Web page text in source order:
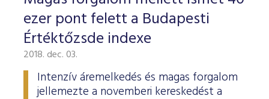
ESG Útmutató
ezer pont felett a Budapesti
Értéktőzsde indexe
2018. dec. 03.
Intenzív áremelkedés és magas forgalom
jellemezte a novemberi kereskedést a